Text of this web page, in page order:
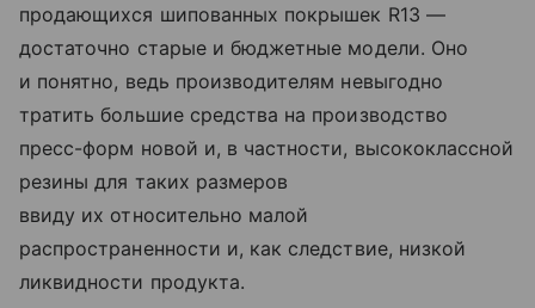
продающихся шипованных покрышек R13 —
достаточно старые и бюджетные модели. Оно
и понятно, ведь производителям невыгодно
тратить большие средства на производство
пресс-форм новой и, в частности, высококлассной
резины для таких размеров
ввиду их относительно малой
распространенности и, как следствие, низкой
ликвидности продукта.